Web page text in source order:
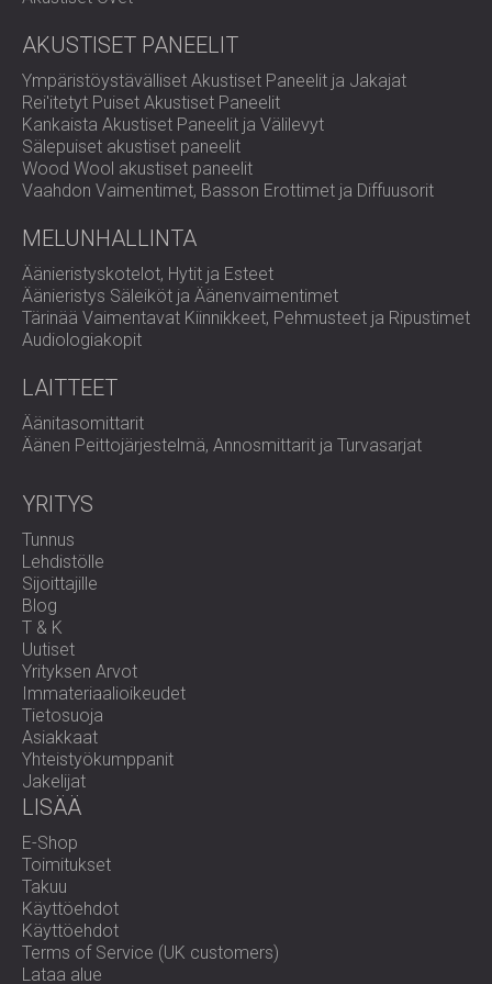
kuviointi, ensiluokkaiset materiaalit ja testattu suorituskyky
tekevät niistä ajattoman ratkaisun mihin tahansa projektiin.
Koe äänen ja muotoilun harmonia DIAMONDin avulla.
Ota yhteyttä DECIBELiin jo tänäänsaadaksesi
ammattimaista akustista ohjausta.
AKUSTISET PANEELIT
Ympäristöystävälliset Akustiset Paneelit ja Jakajat
Rei'itetyt Puiset Akustiset Paneelit
Kankaista Akustiset Paneelit ja Välilevyt
Sälepuiset akustiset paneelit
Wood Wool akustiset paneelit
Vaahdon Vaimentimet, Basson Erottimet ja Diffuusorit
MELUNHALLINTA
Äänieristyskotelot, Hytit ja Esteet
Äänieristys Säleiköt ja Äänenvaimentimet
Tärinää Vaimentavat Kiinnikkeet, Pehmusteet ja Ripustimet
Audiologiakopit
LAITTEET
Äänitasomittarit
Äänen Peittojärjestelmä, Annosmittarit ja Turvasarjat
YRITYS
Tunnus
Lehdistölle
Sijoittajille
Blog
T & K
Uutiset
Yrityksen Arvot
Immateriaalioikeudet
Tietosuoja
Asiakkaat
Yhteistyökumppanit
Jakelijat
LISÄÄ
E-Shop
Toimitukset
Takuu
Käyttöehdot
Käyttöehdot
Terms of Service (UK customers)
Lataa alue